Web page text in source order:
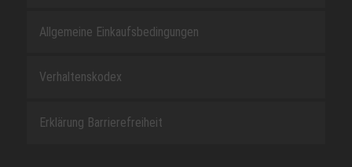
Allgemeine Einkaufsbedingungen
Verhaltenskodex
Erklärung Barrierefreiheit